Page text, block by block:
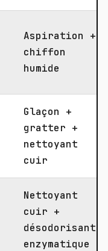
Aspiration +
chiffon
humide
Glaçon +
gratter +
nettoyant
cuir
Nettoyant
cuir +
désodorisant
enzymatique